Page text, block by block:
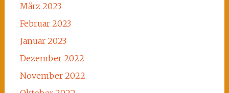
März 2023
Februar 2023
Januar 2023
Dezember 2022
November 2022